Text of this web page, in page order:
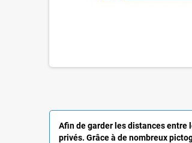
Afin de garder les distances entre
privés. Grâce à de nombreux